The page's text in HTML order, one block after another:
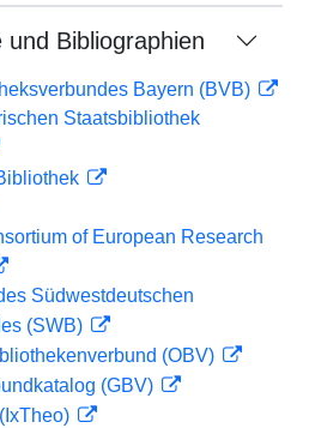
und Bibliographien
Bayern (BVB)
Staatsbibliothek
of European Research
Südwestdeutschen
(SWB)
(OBV)
(GBV)